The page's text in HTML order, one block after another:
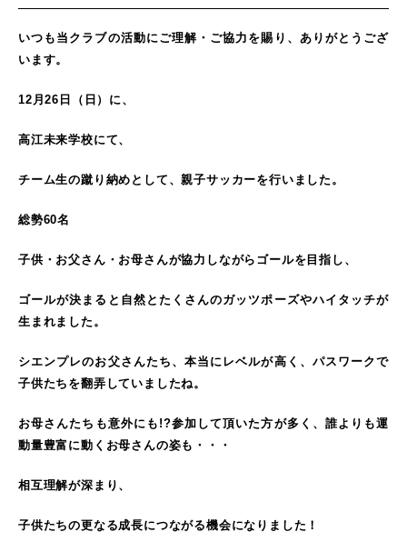
いつも当クラブの活動にご理解・ご協力を賜り、ありがとうござ
います。
12月26日（日）に、
高江未来学校にて、
チーム生の蹴り納めとして、親子サッカーを行いました。
総勢60名
子供・お父さん・お母さんが協力しながらゴールを目指し、
ゴールが決まると自然とたくさんのガッツポーズやハイタッチが
生まれました。
シエンプレのお父さんたち、本当にレベルが高く、パスワークで
子供たちを翻弄していましたね。
お母さんたちも意外にも!?参加して頂いた方が多く、誰よりも運
動量豊富に動くお母さんの姿も・・・
相互理解が深まり、
子供たちの更なる成長につながる機会になりました！